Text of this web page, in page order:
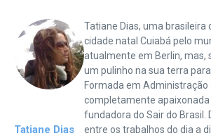
Tatiane Dias
Tatiane Dias, uma brasileira
cidade natal Cuiabá pelo
atualmente em Berlin, mas,
um pulinho na sua terra
Formada em Administração
completamente apaixonada
fundadora do Sair do Brasil.
entre os trabalhos do dia a